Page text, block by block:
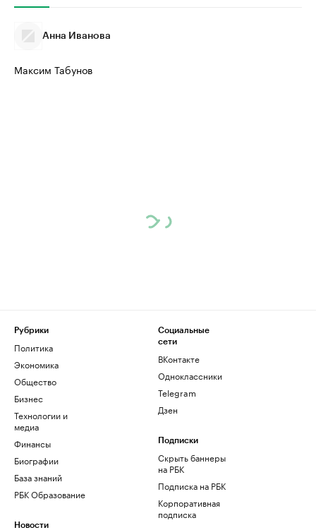
Анна Иванова
Максим Табунов
Рубрики
Политика
Экономика
Общество
Бизнес
Технологии и
медиа
Финансы
Биографии
База знаний
РБК Образование
Новости
Социальные
сети
ВКонтакте
Одноклассники
Telegram
Дзен
Подписки
Скрыть баннеры
на РБК
Подписка на РБК
Корпоративная
подписка